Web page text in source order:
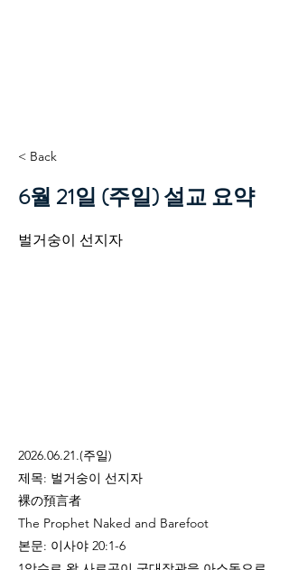
< Back
6월 21일 (주일) 설교 요약
벌거숭이 선지자
2026.06.21.(주일)
제목: 벌거숭이 선지자
裸の預言者
The Prophet Naked and Barefoot
본문: 이사야 20:1-6